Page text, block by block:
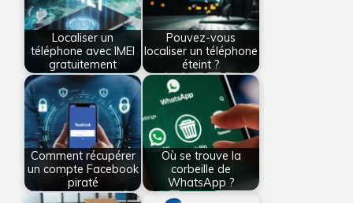
Localiser un
téléphone avec IMEI
gratuitement
Pouvez-vous
localiser un téléphone
éteint ?
Comment récupérer
un compte Facebook
piraté
Où se trouve la
corbeille de
WhatsApp ?